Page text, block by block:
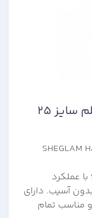
دستگاه فر کننده مو کرلی شیگلم سایز 25
SHEGLAM
فرکننده موی خودکار SHEGLAM It-Curl با عملکرد
آسیب. دارای
و مناسب تمام